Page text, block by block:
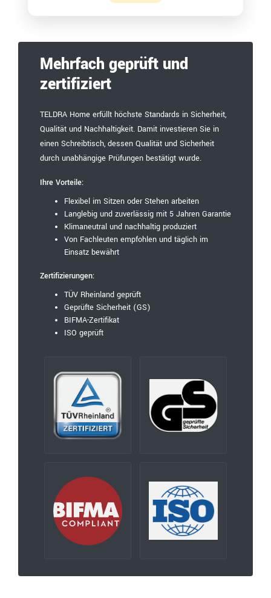
Mehrfach geprüft und
zertifiziert
TELDRA Home erfüllt höchste Standards in Sicherheit,
Qualität und Nachhaltigkeit. Damit investieren Sie in
einen Schreibtisch, dessen Qualität und Sicherheit
durch unabhängige Prüfungen bestätigt wurde.
Ihre Vorteile:
Flexibel im Sitzen oder Stehen arbeiten
Langlebig und zuverlässig mit 5 Jahren Garantie
Klimaneutral und nachhaltig produziert
Von Fachleuten empfohlen und täglich im
Einsatz bewährt
Zertifizierungen:
TÜV Rheinland geprüft
Geprüfte Sicherheit (GS)
BIFMA-Zertifikat
ISO geprüft